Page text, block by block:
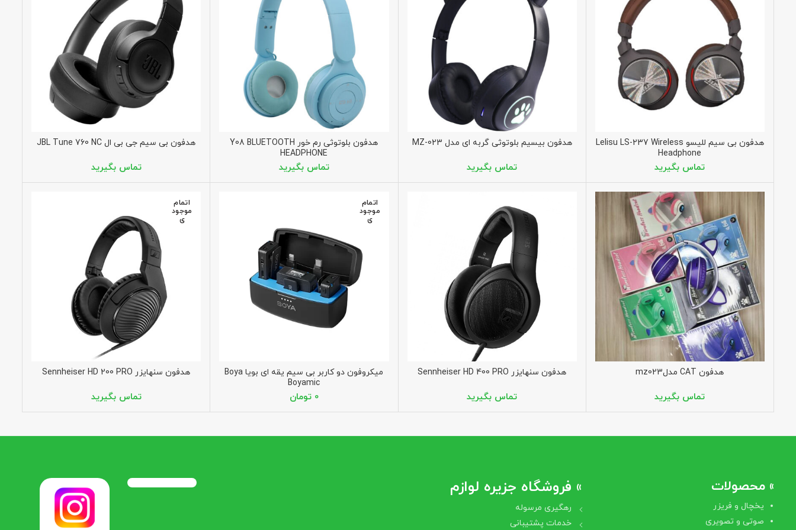
هدفون بی سیم للیسو Lelisu LS-237 Wireless
Headphone
هدفون بیسیم بلوتوثی گربه ای مدل MZ-023
هدفون بلوتوثی رم خور Y08 BLUETOOTH
HEADPHONE
هدفون بی سیم جی بی ال JBL Tune 760 NC
هدفون CAT مدلmz023 هدفون سنهایزر Sennheiser HD 400 PRO
اتمام
موجود
ی
میکروفون دو کاربر بی سیم یقه ای بویا Boya
Boyamic
تومان
اتمام
موجود
ی
هدفون سنهایزر Sennheiser HD 200 PRO
» فروشگاه جزیره لوازم
رهگیری مرسوله
خدمات پشتیبانی
» محصولات
یخچال و فریزر
صوتی و تصویری